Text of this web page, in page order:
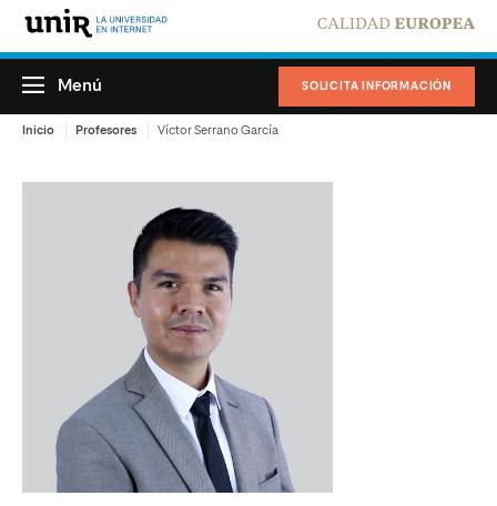
SOLICITA INFORMACIÓN
Menú
Inicio Profesores Víctor Serrano García